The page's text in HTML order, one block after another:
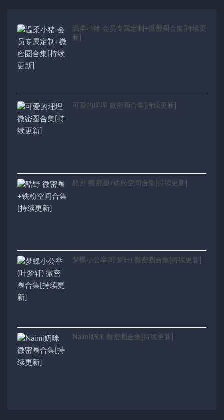
温柔小猪 会员专属定制+微密圈合集[持续更
新]
可爱的埋埋 微密圈合集[持续更新]
酷野 微密圈+铁粉空间合集[持续更新]
梦蝶小公举(叶梦轩) 微密圈合集[持续更新]
Naimi奶咪 微密圈合集[持续更新]